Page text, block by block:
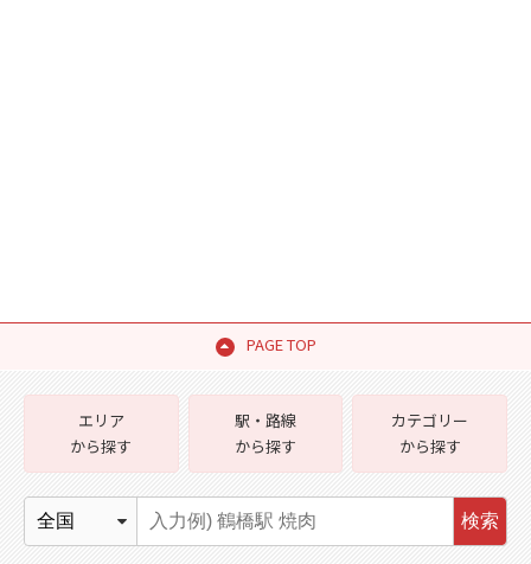
PAGE TOP
エリア
から探す
駅・路線
から探す
カテゴリー
から探す
検索